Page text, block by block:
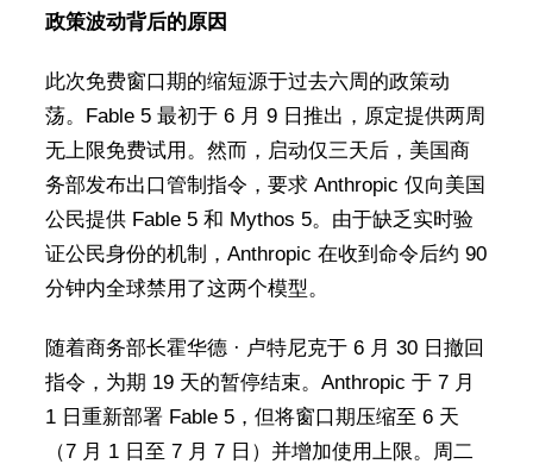
政策波动背后的原因
此次免费窗口期的缩短源于过去六周的政策动
荡。Fable 5 最初于 6 月 9 日推出，原定提供两周
无上限免费试用。然而，启动仅三天后，美国商
务部发布出口管制指令，要求 Anthropic 仅向美国
公民提供 Fable 5 和 Mythos 5。由于缺乏实时验
证公民身份的机制，Anthropic 在收到命令后约 90
分钟内全球禁用了这两个模型。
随着商务部长霍华德 · 卢特尼克于 6 月 30 日撤回
指令，为期 19 天的暂停结束。Anthropic 于 7 月
1 日重新部署 Fable 5，但将窗口期压缩至 6 天
（7 月 1 日至 7 月 7 日）并增加使用上限。周二